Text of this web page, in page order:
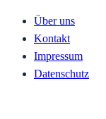
Über uns
Kontakt
Impressum
Datenschutz